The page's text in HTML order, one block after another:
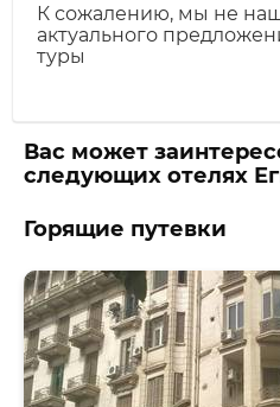
К сожалению, мы не
актуального
туры
Вас может
следующих отелях
Горящие путевки